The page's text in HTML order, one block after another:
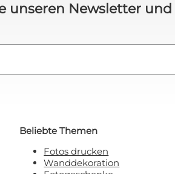
unseren Newsletter
Beliebte Themen
Fotos drucken
Wanddekoration